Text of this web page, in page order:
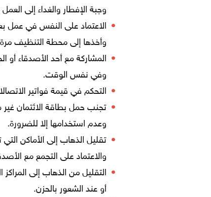
وجبة الإفطار والغداء إلى
الاعتماد على النفس في عمل
وأخذها إلى محطة التنظيف
المشاركة مع أحد الأصدقاء أو
وفي نفس الوقت.
التحكم في قيمة فواتير
تجنب حمل بطاقة الائتمان
وعدم استخدامها إلا للضرورة.
تقليل الذهاب إلى الأماكن
والاعتماد على التجمع مع
التقليل من الذهاب إلى
أو عند الشعور بالحزن.